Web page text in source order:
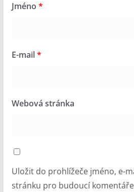
Jméno *
E-mail*
Webová stránka
Uložit do prohlížeče jméno, e-
stránku pro budoucí